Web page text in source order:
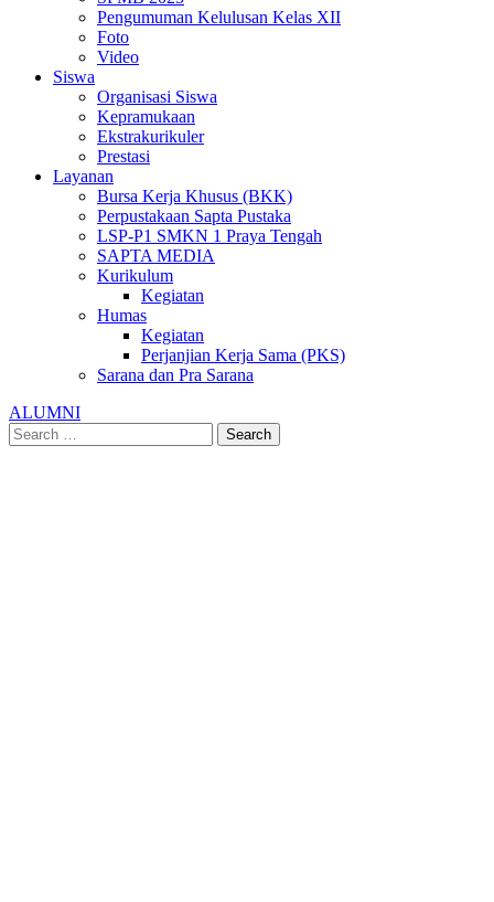
Pengumuman Kelulusan Kelas XII
Foto
Video
Siswa
Organisasi Siswa
Kepramukaan
Ekstrakurikuler
Prestasi
Layanan
Bursa Kerja Khusus (BKK)
Perpustakaan Sapta Pustaka
LSP-P1 SMKN 1 Praya Tengah
SAPTA MEDIA
Kurikulum
Kegiatan
Humas
Kegiatan
Perjanjian Kerja Sama (PKS)
Sarana dan Pra Sarana
ALUMNI
Search
Search
Close
Search
for:
Search